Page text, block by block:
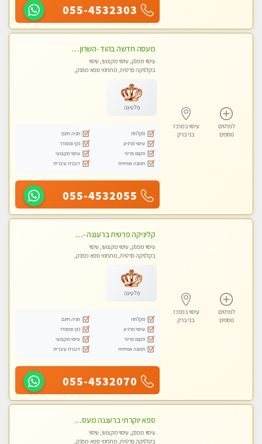
055-4532303
לפרטים
נוספים
עיסוי במרכז
בני ברק
מעסה חדשה בהוד -השרון -כל סוגי העיסויים מעסה מקצועית ואיכותית פרטי!!!מומלץ לחלוטין!!
עיסוי מפנק, עיסוי מקצועי, עיסוי
בקלניקה פרטית, מתחמי ספא מפנק,
פלטינה
מקלחת
חניה חינם
עיסוי מרגיע
נקי ומסודר
מקום פרטי
עיסוי מקצועי
תמונה אמיתית
דוברת עיברית
055-4532055
לפרטים
נוספים
עיסוי במרכז
בני ברק
קליניקה פרטית ברעננה -מעסה איכותית לעיסוי מקצועי ומפנק לכל שרירי הגוף...
עיסוי מפנק, עיסוי מקצועי, עיסוי
בקלניקה פרטית, מתחמי ספא מפנק,
פלטינה
מקלחת
חניה חינם
עיסוי מרגיע
נקי ומסודר
מקום פרטי
עיסוי מקצועי
תמונה אמיתית
דוברת עיברית
055-4532070
ספא יוקרתי ברעננה מעסה קלאסית ומפנקת. highly recommended..new in the city
עיסוי מפנק, עיסוי מקצועי, עיסוי
בקלניקה פרטית, מתחמי ספא מפנק,